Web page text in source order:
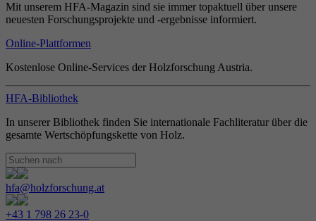
Mit unserem HFA-Magazin sind sie immer topaktuell über unsere
neuesten Forschungsprojekte und -ergebnisse informiert.
Online-Plattformen
Kostenlose Online-Services der Holzforschung Austria.
HFA-Bibliothek
In unserer Bibliothek finden Sie internationale Fachliteratur über die
gesamte Wertschöpfungskette von Holz.
hfa@holzforschung.at
+43 1 798 26 23-0